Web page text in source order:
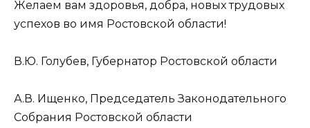
Желаем вам здоровья, добра, новых трудовых
успехов во имя Ростовской области!
В.Ю. Голубев, Губернатор Ростовской области
А.В. Ищенко, Председатель Законодательного
Собрания Ростовской области